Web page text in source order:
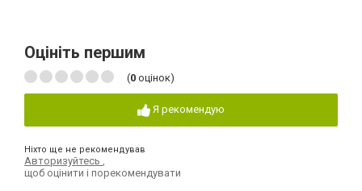
Оцініть першим
(0 оцінок)
Я рекомендую
Ніхто ще не рекомендував
Авторизуйтесь
щоб оцінити і порекомендувати